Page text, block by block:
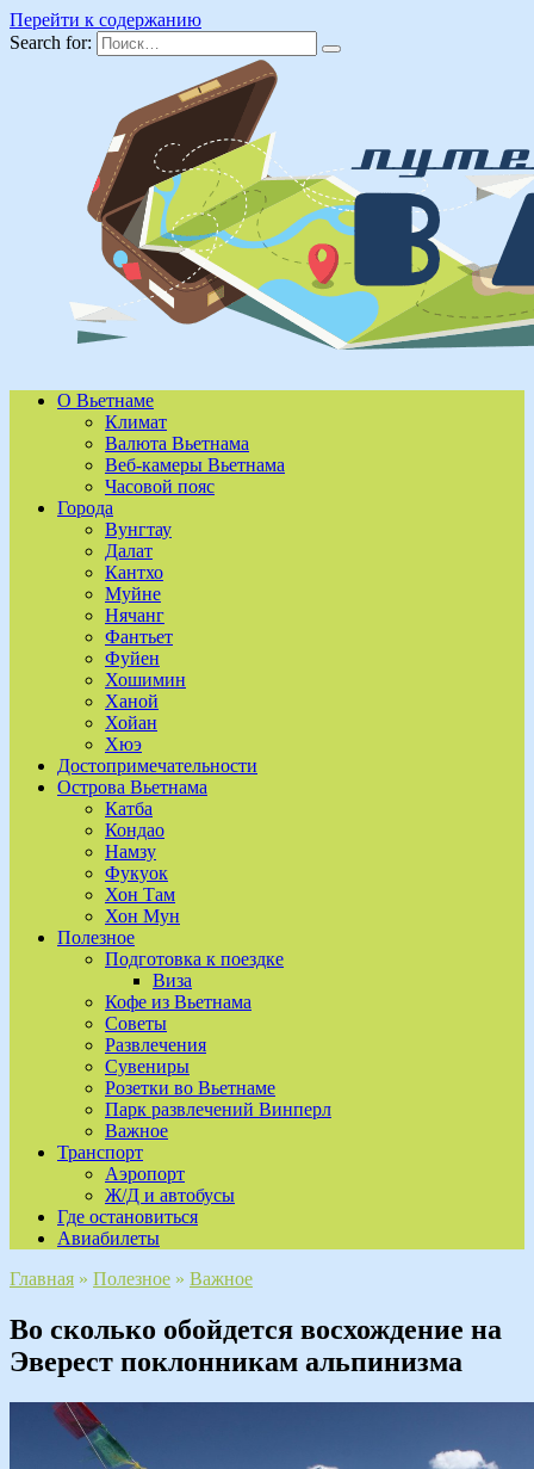
Перейти к содержанию
Search for:
О Вьетнаме
Климат
Валюта Вьетнама
Веб-камеры Вьетнама
Часовой пояс
Города
Вунгтау
Далат
Кантхо
Муйне
Нячанг
Фантьет
Фуйен
Хошимин
Ханой
Хойан
Хюэ
Достопримечательности
Острова Вьетнама
Катба
Кондао
Намзу
Фукуок
Хон Там
Хон Мун
Полезное
Подготовка к поездке
Виза
Кофе из Вьетнама
Советы
Развлечения
Сувениры
Розетки во Вьетнаме
Парк развлечений Винперл
Важное
Транспорт
Аэропорт
Ж/Д и автобусы
Где остановиться
Авиабилеты
Главная » Полезное » Важное
Во сколько обойдется восхождение на
Эверест поклонникам альпинизма